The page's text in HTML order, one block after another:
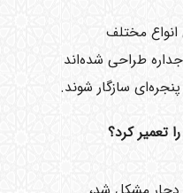
انواع مختلف
طراحی شده‌اند
سازگار شوند.